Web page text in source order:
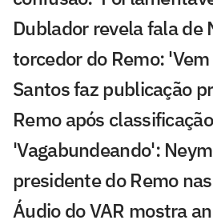
Dublador revela fala de
torcedor do Remo:
Santos faz publicação
Remo após classificação
'Vagabundeando':
presidente do Remo
Áudio do VAR mostra